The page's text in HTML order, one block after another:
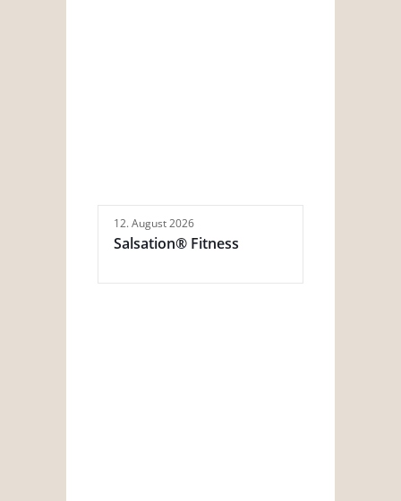
12. August 2026
Salsation® Fitness